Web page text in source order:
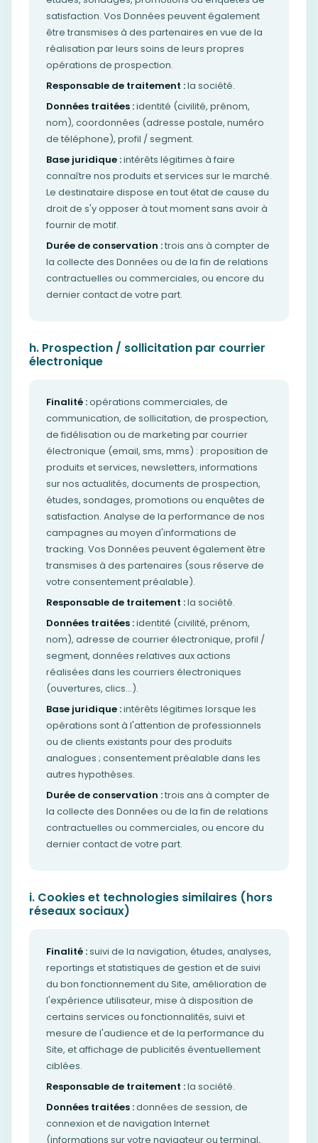
satisfaction. Vos Données peuvent également
être transmises à des partenaires en vue de la
réalisation par leurs soins de leurs propres
opérations de prospection.
Responsable de traitement :la société.
Données traitées :identité (civilité, prénom,
nom), coordonnées (adresse postale, numéro
de téléphone), profil / segment.
Base juridique :intérêts légitimes à faire
connaître nos produits et services sur le marché.
Le destinataire dispose en tout état de cause du
droit de s'y opposer à tout moment sans avoir à
fournir de motif.
Durée de conservation :trois ans à compter de
la collecte des Données ou de la fin de relations
contractuelles ou commerciales, ou encore du
dernier contact de votre part.
h. Prospection / sollicitation par courrier
électronique
Finalité :opérations commerciales, de
communication, de sollicitation, de prospection,
de fidélisation ou de marketing par courrier
électronique (email, sms, mms) : proposition de
produits et services, newsletters, informations
sur nos actualités, documents de prospection,
études, sondages, promotions ou enquêtes de
satisfaction. Analyse de la performance de nos
campagnes au moyen d'informations de
tracking. Vos Données peuvent également être
transmises à des partenaires (sous réserve de
votre consentement préalable).
Responsable de traitement :la société.
Données traitées :identité (civilité, prénom,
nom), adresse de courrier électronique, profil /
segment, données relatives aux actions
réalisées dans les courriers électroniques
(ouvertures, clics…).
Base juridique :intérêts légitimes lorsque les
opérations sont à l'attention de professionnels
ou de clients existants pour des produits
analogues ; consentement préalable dans les
autres hypothèses.
Durée de conservation :trois ans à compter de
la collecte des Données ou de la fin de relations
contractuelles ou commerciales, ou encore du
dernier contact de votre part.
i. Cookies et technologies similaires (hors
réseaux sociaux)
Finalité :suivi de la navigation, études, analyses,
reportings et statistiques de gestion et de suivi
du bon fonctionnement du Site, amélioration de
l'expérience utilisateur, mise à disposition de
certains services ou fonctionnalités, suivi et
mesure de l'audience et de la performance du
Site, et affichage de publicités éventuellement
ciblées.
Responsable de traitement :la société.
Données traitées :données de session, de
connexion et de navigation Internet
(informations sur votre navigateur ou terminal,